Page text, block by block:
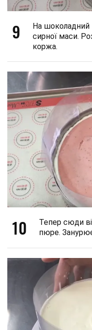
9
На
сирної маси.
коржа.
10
Тепер сюди
пюре.